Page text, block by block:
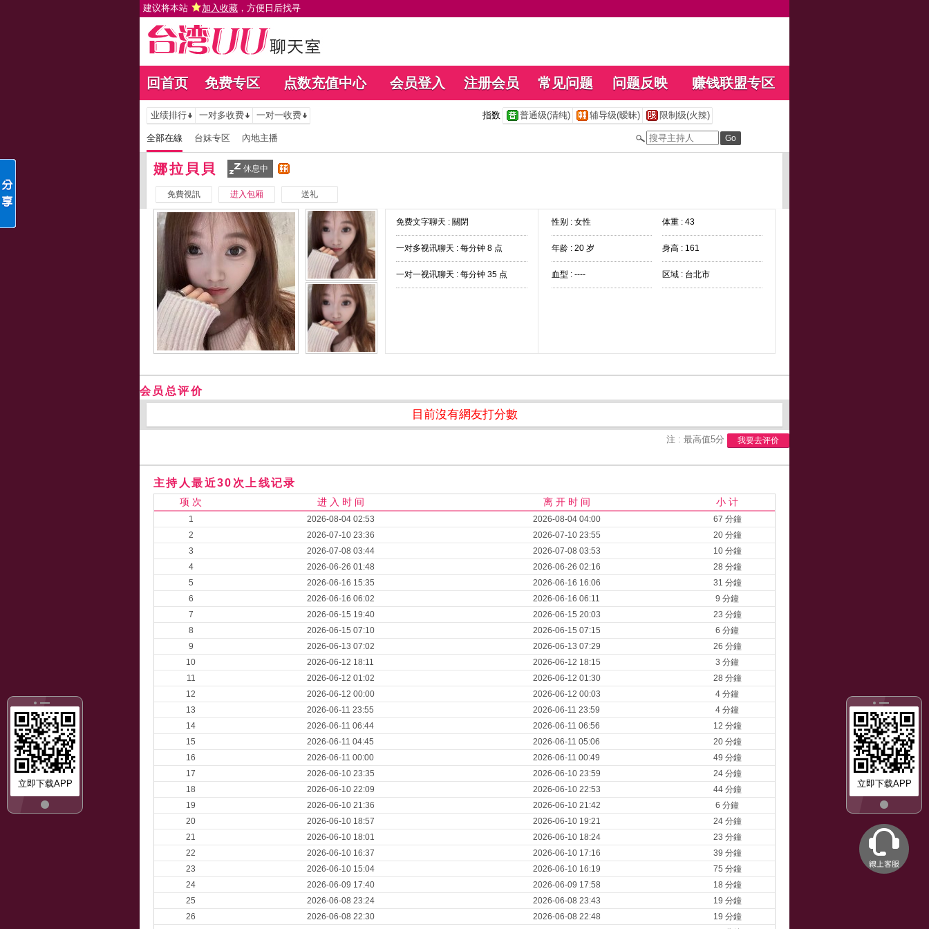
建议将本站 加入收藏 ，方便日后找寻
回首页 免费专区 点数充值中心 会员登入 注册会员 常见问题 问题反映 赚钱联盟专区
立即下载APP
立即下载APP
业绩排行 一对多收费 一对一收费 指数 普通级(清纯) 辅导级(暧昧) 限制级(火辣)
全部在線 台妹专区 內地主播
娜拉貝貝 休息中
免費視訊 进入包厢 送礼
免费文字聊天 : 關閉
一对多视讯聊天 : 每分钟 8 点
一对一视讯聊天 : 每分钟 35 点
性别 : 女性 体重 : 43
年龄 : 20 岁 身高 : 161
血型 : ---- 区域 : 台北市
会员总评价
目前沒有網友打分數
注 : 最高值5分 我要去评价
主持人最近30次上线记录
项 次 进 入 时 间 离 开 时 间 小 计
1 2026-08-04 02:53 2026-08-04 04:00
67 分鐘
2
2026-07-10 23:36 2026-07-10 23:55
20 分鐘
3
2026-07-08 03:44 2026-07-08 03:53
10 分鐘
4
2026-06-26 01:48 2026-06-26 02:16
28 分鐘
5
2026-06-16 15:35 2026-06-16 16:06
31 分鐘
6
2026-06-16 06:02 2026-06-16 06:11
9 分鐘
7
2026-06-15 19:40 2026-06-15 20:03
23 分鐘
8
2026-06-15 07:10 2026-06-15 07:15
6 分鐘
9
2026-06-13 07:02 2026-06-13 07:29
26 分鐘
10
2026-06-12 18:11 2026-06-12 18:15
3 分鐘
11
2026-06-12 01:02 2026-06-12 01:30
28 分鐘
12
2026-06-12 00:00 2026-06-12 00:03
4 分鐘
13
2026-06-11 23:55 2026-06-11 23:59
4 分鐘
14
2026-06-11 06:44 2026-06-11 06:56
12 分鐘
15
2026-06-11 04:45 2026-06-11 05:06
20 分鐘
16
2026-06-11 00:00 2026-06-11 00:49
49 分鐘
17
2026-06-10 23:35 2026-06-10 23:59
24 分鐘
18
2026-06-10 22:09 2026-06-10 22:53
44 分鐘
19
2026-06-10 21:36 2026-06-10 21:42
6 分鐘
20
2026-06-10 18:57 2026-06-10 19:21
24 分鐘
21
2026-06-10 18:01 2026-06-10 18:24
23 分鐘
22
2026-06-10 16:37 2026-06-10 17:16
39 分鐘
23
2026-06-10 15:04 2026-06-10 16:19
75 分鐘
24
2026-06-09 17:40 2026-06-09 17:58
18 分鐘
25
2026-06-08 23:24 2026-06-08 23:43
19 分鐘
26
2026-06-08 22:30 2026-06-08 22:48
19 分鐘